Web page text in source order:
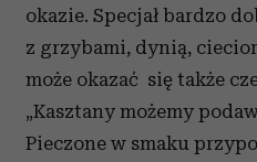
okazie. Specjał bardzo
z grzybami, dynią,
może okazać się także
„Kasztany możemy
Pieczone w smaku